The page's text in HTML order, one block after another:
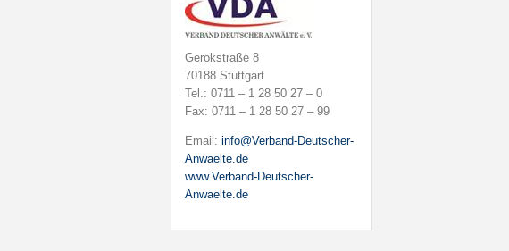
Gerokstraße 8
70188 Stuttgart
Tel.: 0711 – 1 28 50 27 – 0
Fax: 0711 – 1 28 50 27 – 99
Email: info@Verband-Deutscher-
Anwaelte.de
www.Verband-Deutscher-
Anwaelte.de